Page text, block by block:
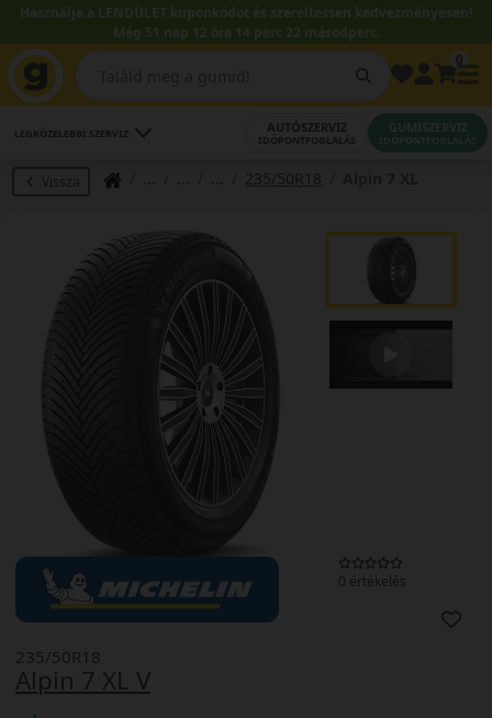
Használja a LENDÜLET kuponkódot és szereltessen kedvezményesen!
Még 51 nap 12 óra 14 perc 21 másodperc.
LEGKÖZELEBBI SZERVIZ AUTÓSZERVIZ
IDŐPONTFOGLALÁS
GUMISZERVIZ
IDŐPONTFOGLALÁS
Vissza 235/50R18
0 értékelés
Alpin 7 XL V
235/50R18